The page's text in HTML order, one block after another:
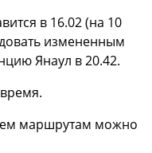
в 16.02 (на 10
измененным
Янаул в 20.42.
маршрутам можно